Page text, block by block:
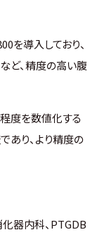
を導入しており、
ど、精度の高い腹
度を数値化する
あり、より精度の
器内科、PTGDB